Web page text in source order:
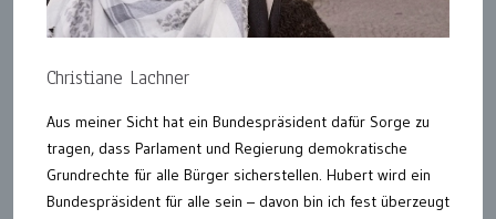
Christiane Lachner
Aus meiner Sicht hat ein Bundespräsident dafür Sorge zu
tragen, dass Parlament und Regierung demokratische
Grundrechte für alle Bürger sicherstellen. Hubert wird ein
Bundespräsident für alle sein – davon bin ich fest überzeugt